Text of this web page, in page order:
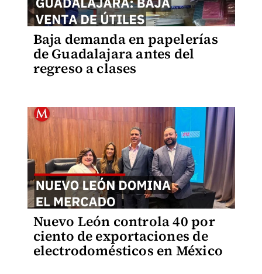
Baja demanda en papelerías
de Guadalajara antes del
regreso a clases
Nuevo León controla 40 por
ciento de exportaciones de
electrodomésticos en México